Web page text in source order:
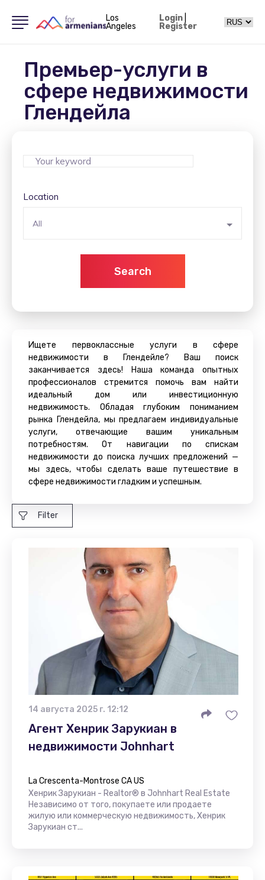
Los
Angeles
Login|
Register
Премьер-услуги в
сфере недвижимости
Глендейла
Location
All
Search
Ищете первоклассные услуги в сфере
недвижимости в Глендейле? Ваш поиск
заканчивается здесь! Наша команда опытных
профессионалов стремится помочь вам найти
идеальный дом или инвестиционную
недвижимость. Обладая глубоким пониманием
рынка Глендейла, мы предлагаем индивидуальные
услуги, отвечающие вашим уникальным
потребностям. От навигации по спискам
недвижимости до поиска лучших предложений —
мы здесь, чтобы сделать ваше путешествие в
сфере недвижимости гладким и успешным.
Filter
14 августа 2025 г. 12:12
Агент Хенрик Зарукиан в
недвижимости Johnhart
La Crescenta-Montrose CA US
Хенрик Зарукиан - Realtor® в Johnhart Real Estate
Независимо от того, покупаете или продаете
жилую или коммерческую недвижимость, Хенрик
Зарукиан ст...